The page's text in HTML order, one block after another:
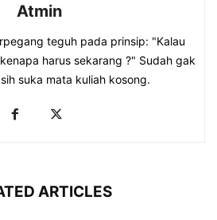
Atmin
teguh pada prinsip: "Kalau
harus sekarang ?" Sudah gak
suka mata kuliah kosong.
ARTICLES